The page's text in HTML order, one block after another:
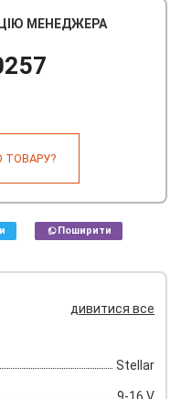
МЕНЕДЖЕРА
Поширити
дивитися все
Stellar